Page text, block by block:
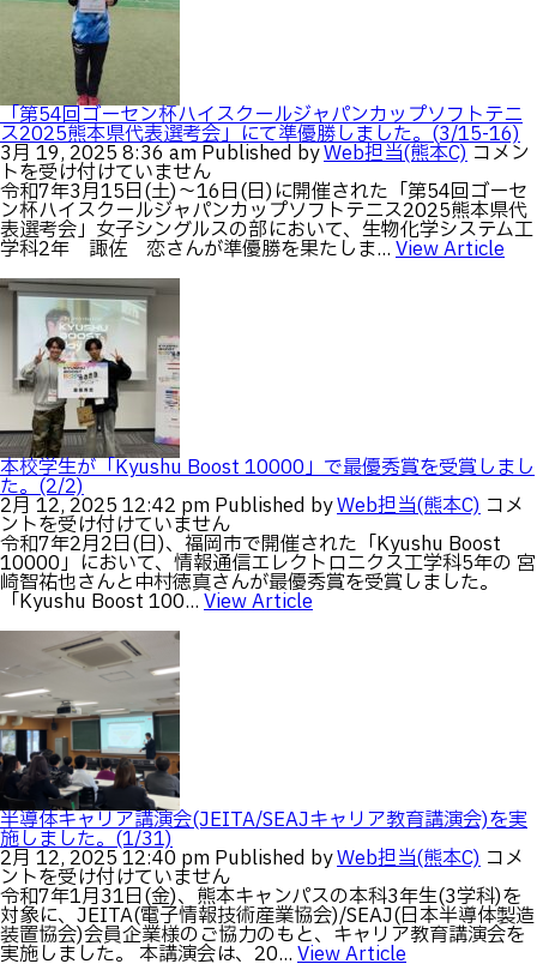
し
た。
(3/
20)
は
「第54回ゴーセン杯ハイスクールジャパンカップソフトテニ
ス2025熊本県代表選考会」にて準優勝しました。(3/15-16)
3月 19, 2025 8:36 am Published byWeb担当(熊本C)「第
回
ゴ
ー
セ
ン
パ
ン
カ
ッ
プ
ソ
フ
ト
考
会」
に
て
準
優
勝
し
コメン
トを受け付けていません
令和7年3月15日(土)～16日(日)に開催された「第54回ゴーセ
ン杯ハイスクールジャパンカップソフトテニス2025熊本県代
表選考会」女子シングルスの部において、生物化学システム工
学科2年 諏佐 恋さんが準優勝を果たしま... View Article
本校学生が「Kyushu Boost 10000」で最優秀賞を受賞しまし
た。(2/2)
2月 12, 2025 12:42 pm Published byWeb担当(熊本C) 本
学
生
が
し
ま
し
た。
(2/2)
は
コメ
ントを受け付けていません
令和7年2月2日(日)、福岡市で開催された「Kyushu Boost
10000」において、情報通信エレクトロニクス工学科5年の 宮
崎智祐也さんと中村徳真さんが最優秀賞を受賞しました。
「Kyushu Boost 100... View Article
半導体キャリア講演会(JEITA/SEAJキャリア教育講演会)を実
施しました。(1/31)
2月 12, 2025 12:40 pm Published byWeb担当(熊本C) 半
体
キ
ャ
リ
コメ
ントを受け付けていません
令和7年1月31日(金)、熊本キャンパスの本科3年生(3学科)を
対象に、JEITA(電子情報技術産業協会)/SEAJ(日本半導体製造
装置協会)会員企業様のご協力のもと、キャリア教育講演会を
実施しました。 本講演会は、20... View Article